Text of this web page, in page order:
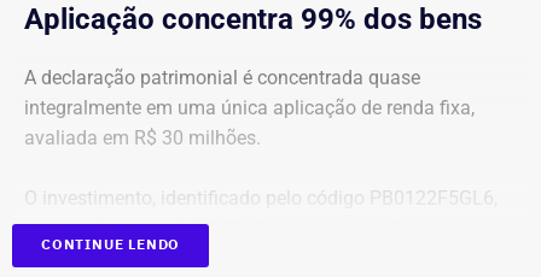
Aplicação concentra 99% dos bens
A declaração patrimonial é concentrada quase
integralmente em uma única aplicação de renda fixa,
avaliada em R$ 30 milhões.
O investimento, identificado pelo código PB0122F5GL6,
representa cerca de 99,2% de todo o patrimônio
CONTINUE LENDO